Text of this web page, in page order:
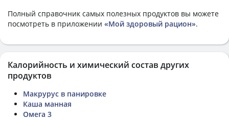
Полный справочник самых полезных продуктов вы можете
посмотреть в приложении «Мой здоровый рацион».
Калорийность и химический состав других
продуктов
Макрурус в панировке
Каша манная
Омега 3